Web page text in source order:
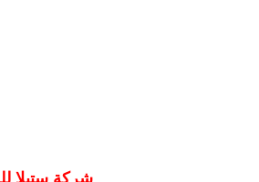
شركة ستيلا